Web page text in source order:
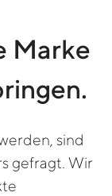
Marke
sind
gefragt. Wir